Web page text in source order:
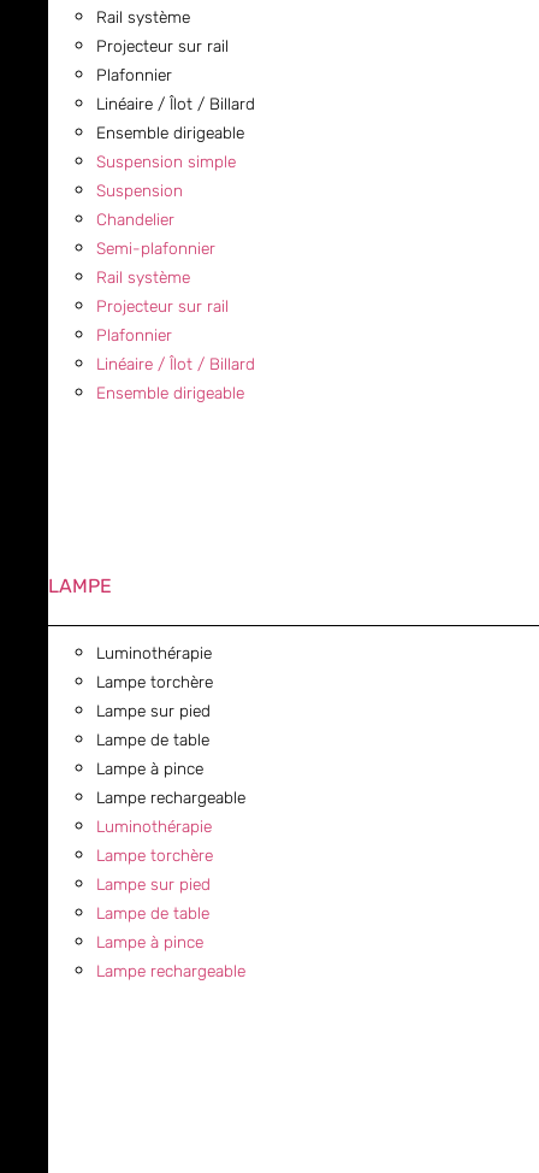
Rail système
Projecteur sur rail
Plafonnier
Linéaire / Îlot / Billard
Ensemble dirigeable
Suspension simple
Suspension
Chandelier
Semi-plafonnier
Rail système
Projecteur sur rail
Plafonnier
Linéaire / Îlot / Billard
Ensemble dirigeable
LAMPE
Luminothérapie
Lampe torchère
Lampe sur pied
Lampe de table
Lampe à pince
Lampe rechargeable
Luminothérapie
Lampe torchère
Lampe sur pied
Lampe de table
Lampe à pince
Lampe rechargeable